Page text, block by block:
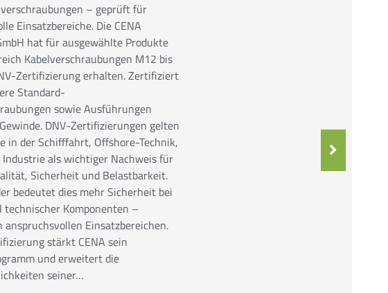
– geprüft für
Einsatzbereiche. Die CENA
hat für ausgewählte Produkte
Kabelverschraubungen M12 bis
Zertifizierung erhalten. Zertifiziert
Standard-
sowie Ausführungen
DNV-Zertifizierungen gelten
in der Schifffahrt, Offshore-Technik,
Industrie als wichtiger Nachweis für
Sicherheit und Belastbarkeit.
bedeutet dies mehr Sicherheit bei
technischer Komponenten –
anspruchsvollen Einsatzbereichen.
stärkt CENA sein
und erweitert die
seiner…